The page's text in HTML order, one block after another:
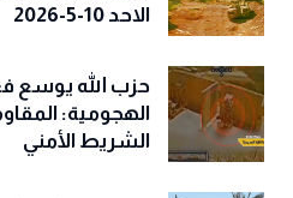
الاحد 10-5-2026
حزب الله يوسع
الهجومية:
الشريط الأمني